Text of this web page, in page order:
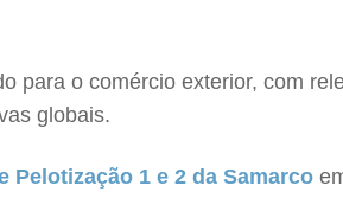
para o comércio exterior, com
globais.
Pelotização 1 e 2 da Samarco